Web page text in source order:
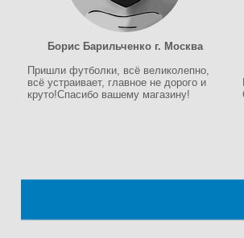
Борис Барильченко г. Москва
Пришли футболки, всё великолепно,
всё устраивает, главное не дорого и
круто!Спасибо вашему магазину!